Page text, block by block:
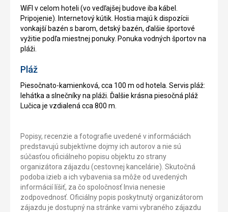
WiFI v celom hoteli (vo vedľajšej budove iba kábel.
Pripojenie). Internetový kútik. Hostia majú k dispozícii
vonkajší bazén s barom, detský bazén, ďalšie športové
vyžitie podľa miestnej ponuky. Ponuka vodných športov na
pláži.
Pláž
Piesočnato-kamienková, cca 100 m od hotela. Servis pláž:
lehátka a slnečníky na pláži. Ďalšie krásna piesočná pláž
Lučica je vzdialená cca 800 m.
Popisy, recenzie a fotografie uvedené v informáciách
predstavujú subjektívne dojmy ich autorov a nie sú
súčasťou oficiálneho popisu objektu zo strany
organizátora zájazdu (cestovnej kancelárie). Skutočná
podoba izieb a ich vybavenia sa môže od uvedených
informácií líšiť, za čo spoločnosť Invia nenesie
zodpovednosť. Oficiálny popis poskytnutý organizátorom
zájazdu je dostupný na stránke vami vybraného zájazdu